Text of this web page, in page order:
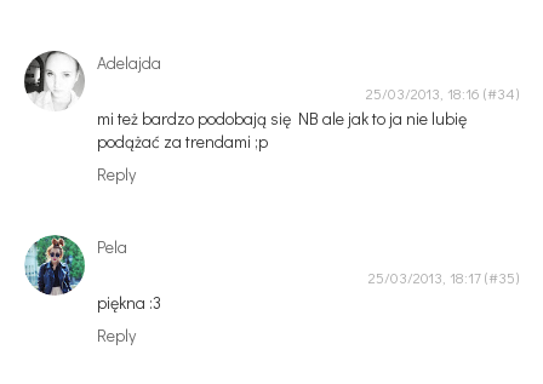
Adelajda
25/03/2013, 18:16
mi też bardzo podobają się NB ale jak to ja nie lubię
podążać za trendami ;p
Reply
Pela
25/03/2013, 18:17
piękna :3
Reply